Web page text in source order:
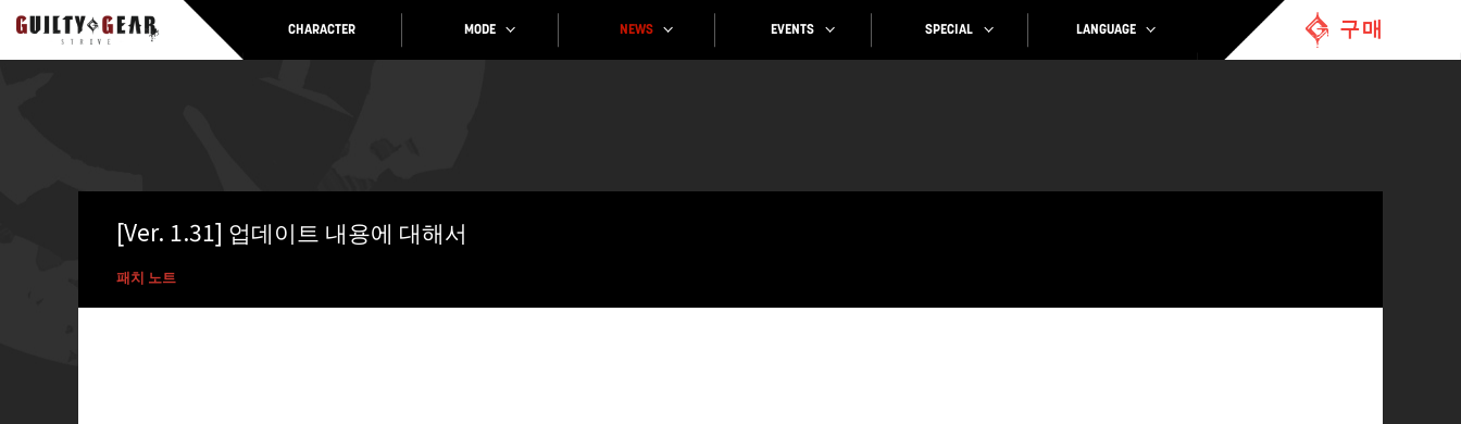
CHARACTER MODE NEWS EVENTS SPECIAL LANGUAGE 구매
[Ver. 1.31] 업데이트 내용에 대해서
패치 노트